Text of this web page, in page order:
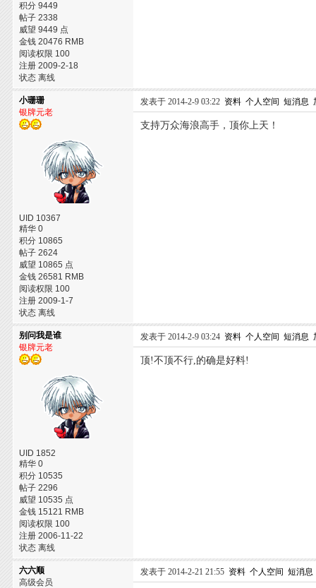
积分 9449
帖子 2338
威望 9449 点
金钱 20476 RMB
阅读权限 100
注册 2009-2-18
状态 离线
小珊珊
银牌元老
UID 10367
精华 0
积分 10865
帖子 2624
威望 10865 点
金钱 26581 RMB
阅读权限 100
注册 2009-1-7
状态 离线
发表于 2014-2-9 03:22 资料 个人空间 短消息
支持万众海浪高手，顶你上天！
别问我是谁
银牌元老
UID 1852
精华 0
积分 10535
帖子 2296
威望 10535 点
金钱 15121 RMB
阅读权限 100
注册 2006-11-22
状态 离线
发表于 2014-2-9 03:24 资料 个人空间 短消息
顶!不顶不行,的确是好料!
六六顺
高级会员
发表于 2014-2-21 21:55 资料 个人空间 短消息